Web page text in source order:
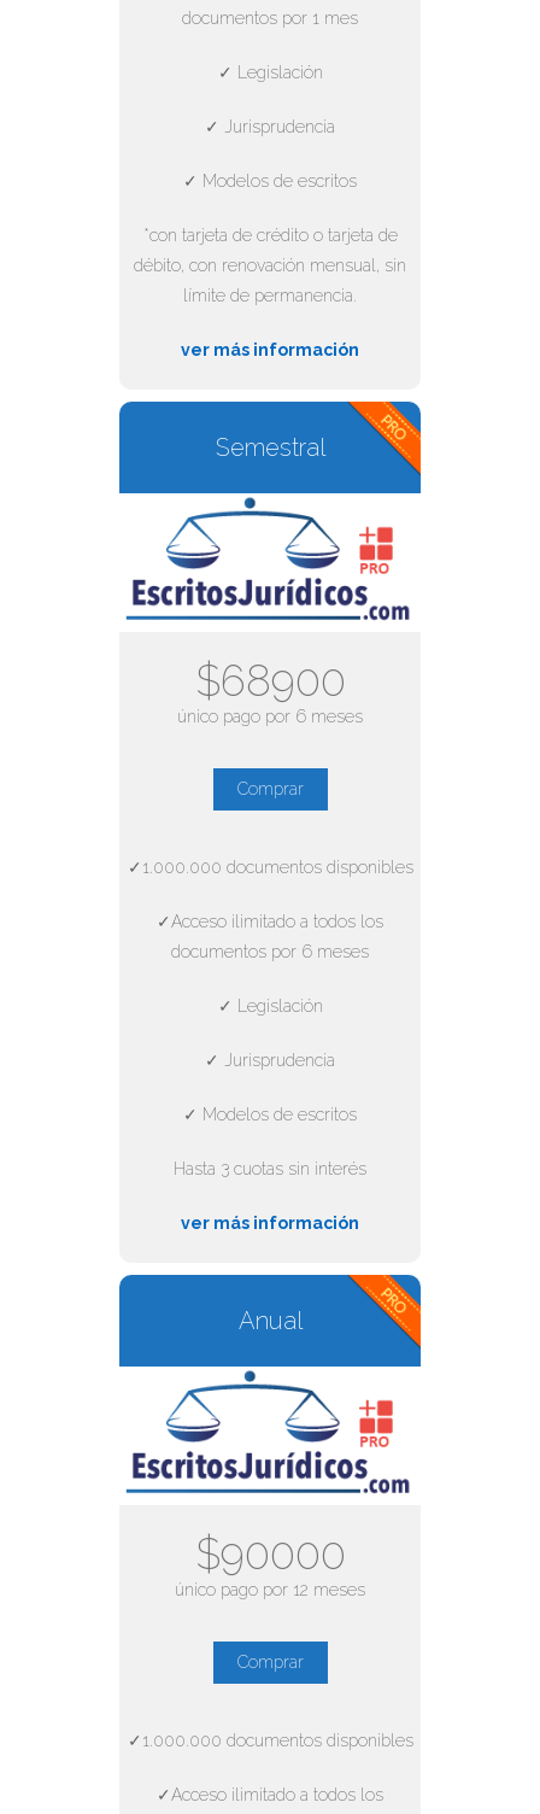
documentos por 1 mes
✓ Legislación
✓ Jurisprudencia
✓ Modelos de escritos
*con tarjeta de crédito o tarjeta de
débito, con renovación mensual, sin
límite de permanencia.
ver más información
Semestral
$68900
único pago por 6 meses
Comprar
✓1.000.000 documentos disponibles
✓Acceso ilimitado a todos los
documentos por 6 meses
✓ Legislación
✓ Jurisprudencia
✓ Modelos de escritos
Hasta 3 cuotas sin interés
ver más información
Anual
$90000
único pago por 12 meses
Comprar
✓1.000.000 documentos disponibles
✓Acceso ilimitado a todos los